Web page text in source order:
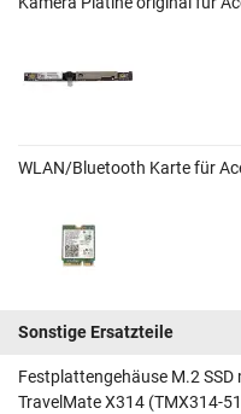
WLAN/Bluetooth Karte für
Sonstige Ersatzteile
Festplattengehäuse M.2
TravelMate X314 (TMX314-